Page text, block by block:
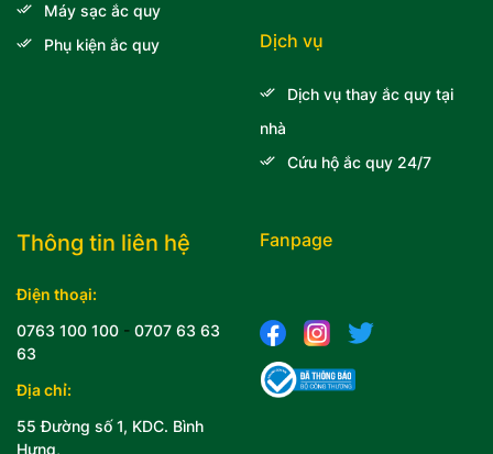
Thông tin liên hệ
Điện thoại:
0763 100 100 - 0707 63 63
63
Địa chỉ:
55 Đường số 1, KDC. Bình
Hưng,
Máy sạc ắc quy
Phụ kiện ắc quy
Dịch vụ
Dịch vụ thay ắc quy tại
nhà
Cứu hộ ắc quy 24/7
Fanpage